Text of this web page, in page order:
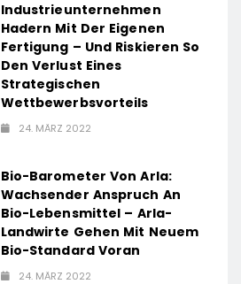
Industrieunternehmen
Hadern Mit Der Eigenen
Fertigung – Und Riskieren So
Den Verlust Eines
Strategischen
Wettbewerbsvorteils
24. MÄRZ 2022
Bio-Barometer Von Arla:
Wachsender Anspruch An
Bio-Lebensmittel – Arla-
Landwirte Gehen Mit Neuem
Bio-Standard Voran
24. MÄRZ 2022